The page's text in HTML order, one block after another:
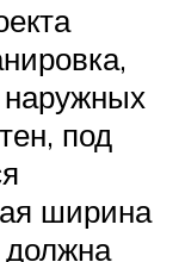
под
ширина
должна